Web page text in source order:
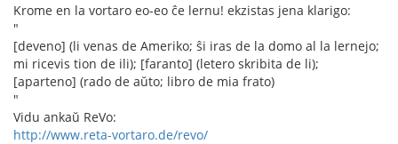
Krome en la vortaro eo-eo ĉe lernu! ekzistas jena klarigo:
"
[deveno] (li venas de Ameriko; ŝi iras de la domo al la lernejo;
mi ricevis tion de ili); [faranto] (letero skribita de li);
[aparteno] (rado de aŭto; libro de mia frato)
"
Vidu ankaŭ ReVo:
http://www.reta-vortaro.de/revo/